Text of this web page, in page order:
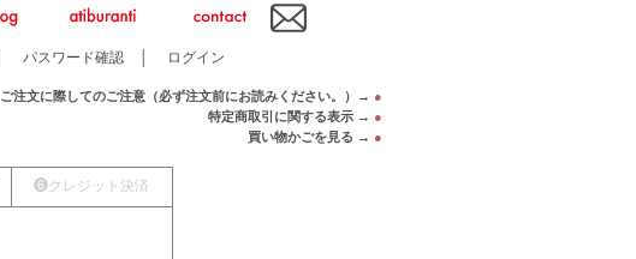
パスワード確認 ログイン
ご注文に際してのご注意（必ず注文前にお読みください。）→ ●
特定商取引に関する表示 → ●
買い物かごを見る → ●
❻クレジット決済